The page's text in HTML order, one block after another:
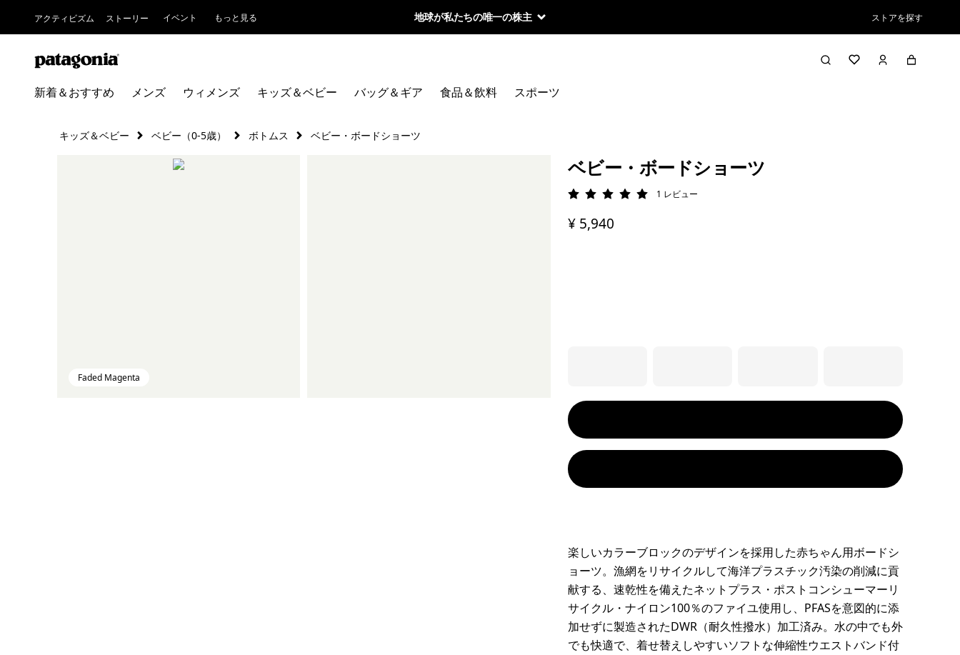
アクティビズム ストーリー イベント もっと見る 地球が私たちの唯一の株主 ストアを探す
新着＆おすすめ メンズ ウィメンズ キッズ＆ベビー バッグ＆ギア 食品＆飲料 スポーツ
キッズ＆ベビー ベビー（0-5歳） ボトムス ベビー・ボードショーツ
Faded Magenta
ベビー・ボードショーツ
評価: 5 / 5 1 レビュー
¥ 5,940
楽しいカラーブロックのデザインを採用した赤ちゃん用ボードシ
ョーツ。漁網をリサイクルして海洋プラスチック汚染の削減に貢
献する、速乾性を備えたネットプラス・ポストコンシューマーリ
サイクル・ナイロン100％のファイユ使用し、PFASを意図的に添
加せずに製造されたDWR（耐久性撥水）加工済み。水の中でも外
でも快適で、着せ替えしやすいソフトな伸縮性ウエストバンド付